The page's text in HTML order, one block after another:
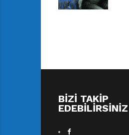
BIZI TAKIP
EDEBILIRSINIZ